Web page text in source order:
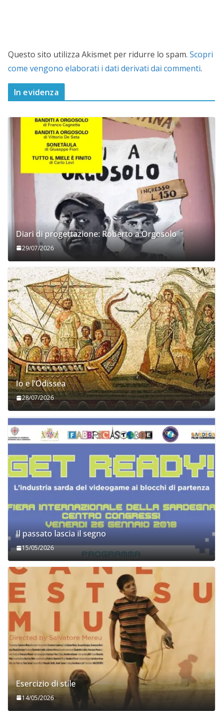
Questo sito utilizza Akismet per ridurre lo spam. Scopri
come vengono elaborati i dati derivati dai commenti.
In evidenza
Diari di progettazione: Roberto a Orgosolo
29/07/2026
Io e l’Odissea
28/07/2026
Il passato lascia il segno
15/05/2026
Esercizio di stile
14/05/2026